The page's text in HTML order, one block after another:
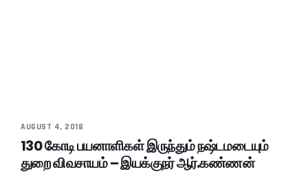
AUGUST 4, 2018
130 கோடி பயனாளிகள் இருந்தும் நஷ்டமடையும்
துறை விவசாயம் – இயக்குநர் ஆர்.கண்ணன்